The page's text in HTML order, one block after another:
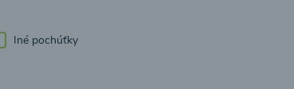
Iné pochúťky